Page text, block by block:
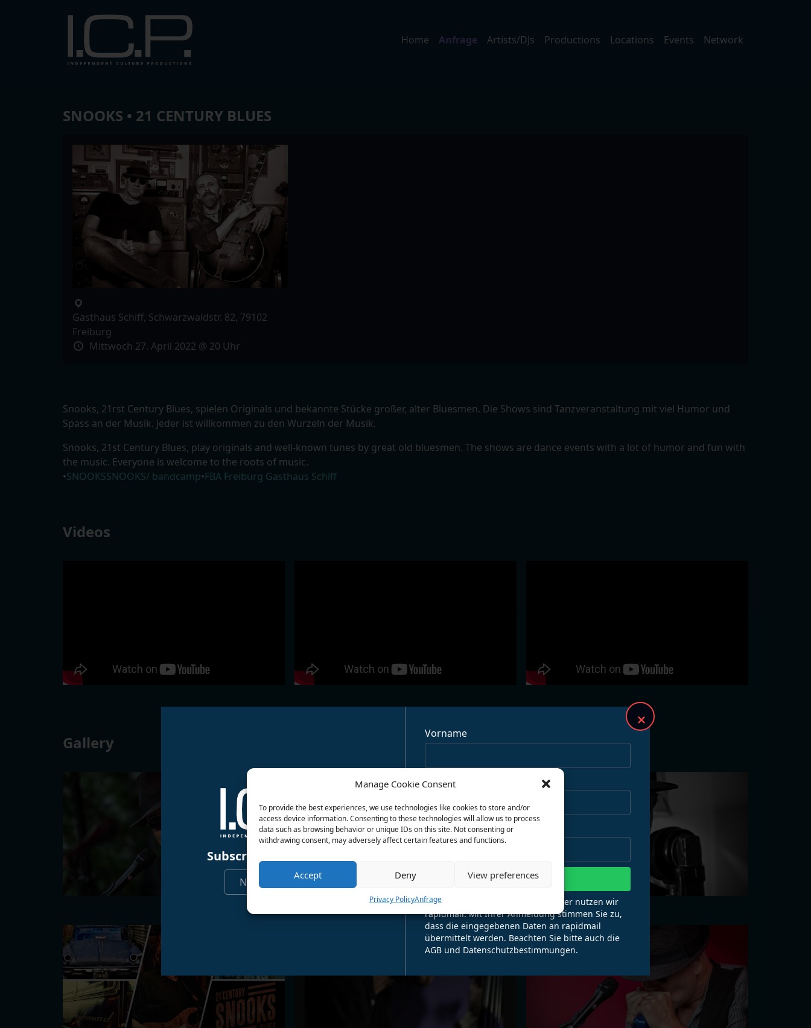
Manage Cookie Consent
To provide the best experiences, we use technologies like cookies to store and/or
access device information. Consenting to these technologies will allow us to process
data such as browsing behavior or unique IDs on this site. Not consenting or
withdrawing consent, may adversely affect certain features and functions.
Accept Deny View preferences
Privacy PolicyAnfrage
Home Anfrage Artists/DJs Productions Locations Events Network
SNOOKS • 21 CENTURY BLUES
Gasthaus Schiff, Schwarzwaldstr. 82, 79102
Freiburg
Mittwoch 27. April 2022 @ 20 Uhr
Snooks, 21rst Century Blues, spielen Originals und bekannte Stücke großer, alter Bluesmen. Die Shows sind Tanzveranstaltung mit viel Humor und
Spass an der Musik. Jeder ist willkommen zu den Wurzeln der Musik.
Snooks, 21st Century Blues, play originals and well-known tunes by great old bluesmen. The shows are dance events with a lot of humor and fun with
the music. Everyone is welcome to the roots of music.
•SNOOKSSNOOKS/ bandcamp•FBA Freiburg Gasthaus Schiff
Videos
Gallery
Subscribe for newsletter!
Nicht mehr zeigen!
Vorname
Nachname
E-Mail-Adresse
Anmelden
Für den Versand unserer Newsletter nutzen wir
rapidmail. Mit Ihrer Anmeldung stimmen Sie zu,
dass die eingegebenen Daten an rapidmail
übermittelt werden. Beachten Sie bitte auch die
AGB und Datenschutzbestimmungen.